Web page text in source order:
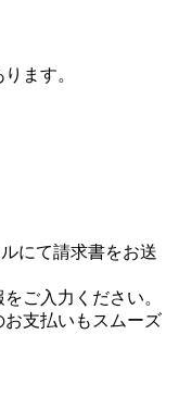
ます。
にて請求書をお送
ご入力ください。
支払いもスムーズ